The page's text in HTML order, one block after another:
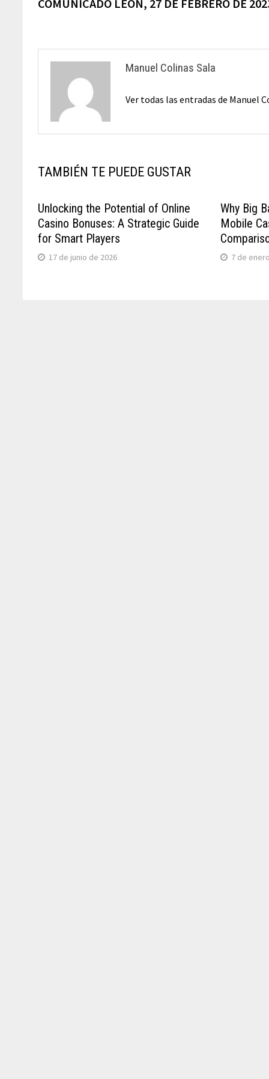
de
COMUNICADO LEÓN, 27 DE FEBRERO DE
Manuel Colinas Sala
Ver todas las entradas de Manuel
TAMBIÉN TE PUEDE GUSTAR
Unlocking the Potential of Online
Casino Bonuses: A Strategic Guide
for Smart Players
17 de junio de 2026
Why Big
Mobile
7 de